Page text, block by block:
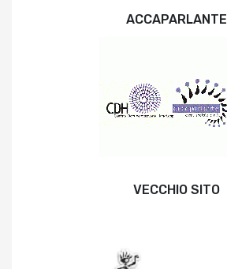
ACCAPARLANTE
VECCHIO SITO